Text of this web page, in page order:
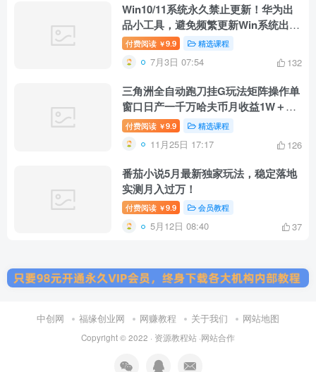
Win10/11系统永久禁止更新！华为出
品小工具，避免频繁更新Win系统出问
题，电脑必备工具Win系统禁止更新
付费阅读 ￥9.9 精选课程
7月3日 07:54 132
三角洲全自动跑刀挂G玩法矩阵操作单
窗口日产一千万哈夫币月收益1W＋
【揭秘】
付费阅读 ￥9.9 精选课程
11月25日 17:17 126
番茄小说5月最新独家玩法，稳定落地
实测月入过万！
付费阅读 ￥9.9 会员教程
5月12日 08:40 37
中创网 福缘创业网 网赚教程 关于我们 网站地图
Copyright © 2022 · 资源教程站 ·网站合作